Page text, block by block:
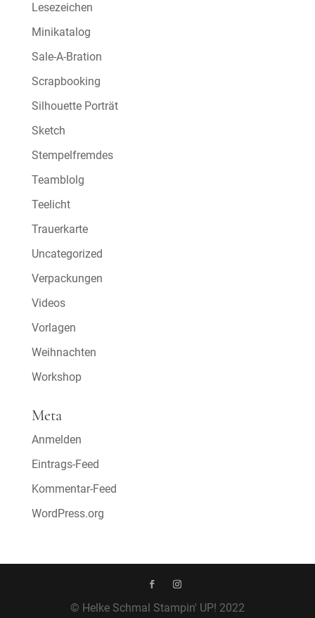
Lesezeichen
Minikatalog
Sale-A-Bration
Scrapbooking
Silhouette Porträt
Sketch
Stempelfremdes
Teamblolg
Teelicht
Trauerkarte
Uncategorized
Verpackungen
Videos
Vorlagen
Weihnachten
Workshop
Meta
Anmelden
Eintrags-Feed
Kommentar-Feed
WordPress.org
© Helke Schmal Stampin' UP! 2022